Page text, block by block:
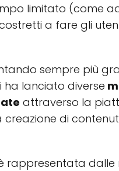
limitato (come
a fare gli
sempre più
ha lanciato diverse
attraverso la
di
rappresentata dalle